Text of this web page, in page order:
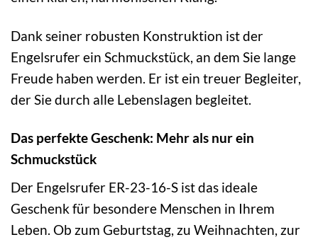
Dank seiner robusten Konstruktion ist der
Engelsrufer ein Schmuckstück, an dem Sie lange
Freude haben werden. Er ist ein treuer Begleiter,
der Sie durch alle Lebenslagen begleitet.
Das perfekte Geschenk: Mehr als nur ein
Schmuckstück
Der Engelsrufer ER-23-16-S ist das ideale
Geschenk für besondere Menschen in Ihrem
Leben. Ob zum Geburtstag, zu Weihnachten, zur